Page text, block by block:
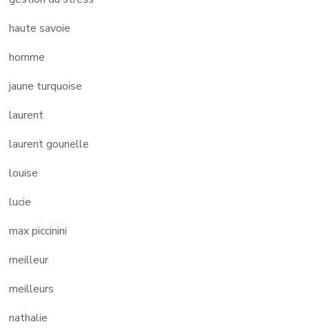
haute savoie
homme
jaune turquoise
laurent
laurent gounelle
louise
lucie
max piccinini
meilleur
meilleurs
nathalie